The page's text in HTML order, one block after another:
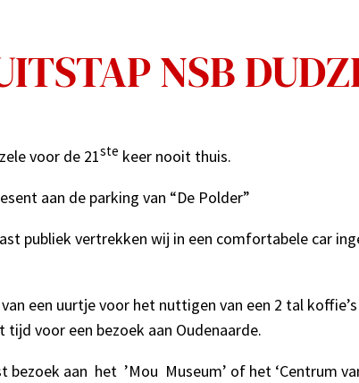
NSB
voor de 21ste keer nooit thuis.
aan de parking van “De Polder”
publiek vertrekken wij in een comfortabele car
een uurtje voor het nuttigen van een 2 tal
voor een bezoek aan Oudenaarde.
aan het ’Mou Museum’ of het ‘Centrum